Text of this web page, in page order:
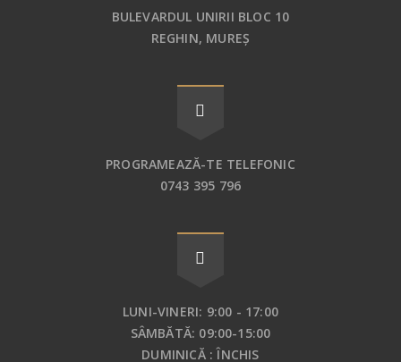
BULEVARDUL UNIRII BLOC 10
REGHIN, MUREȘ
PROGRAMEAZĂ-TE TELEFONIC
0743 395 796
LUNI-VINERI: 9:00 - 17:00
SÂMBĂTĂ: 09:00-15:00
DUMINICĂ : ÎNCHIS